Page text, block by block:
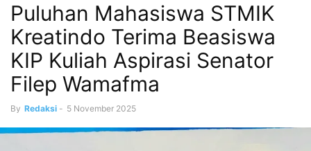
Puluhan Mahasiswa STMIK
Kreatindo Terima Beasiswa
KIP Kuliah Aspirasi Senator
Filep Wamafma
By Redaksi - 5 November 2025